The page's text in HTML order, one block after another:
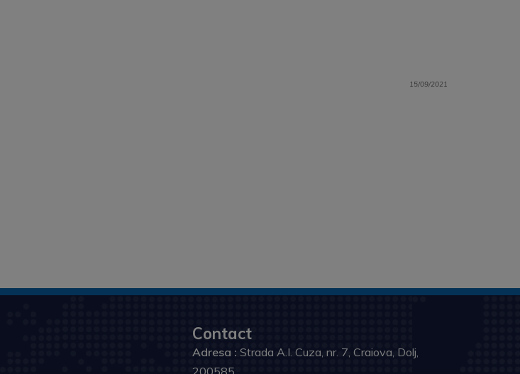
15/09/2021
Contact
Adresa : Strada A.I. Cuza, nr. 7, Craiova, Dolj,
200585